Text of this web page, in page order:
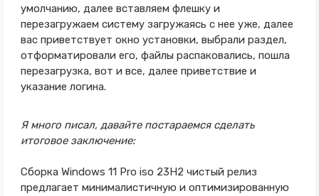
умолчанию, далее вставляем флешку и
перезагружаем систему загружаясь с нее уже, далее
вас приветствует окно установки, выбрали раздел,
отформатировали его, файлы распаковались, пошла
перезагрузка, вот и все, далее приветствие и
указание логина.
Я много писал, давайте постараемся сделать
итоговое заключение:
Сборка Windows 11 Pro iso 23H2 чистый релиз
предлагает минималистичную и оптимизированную